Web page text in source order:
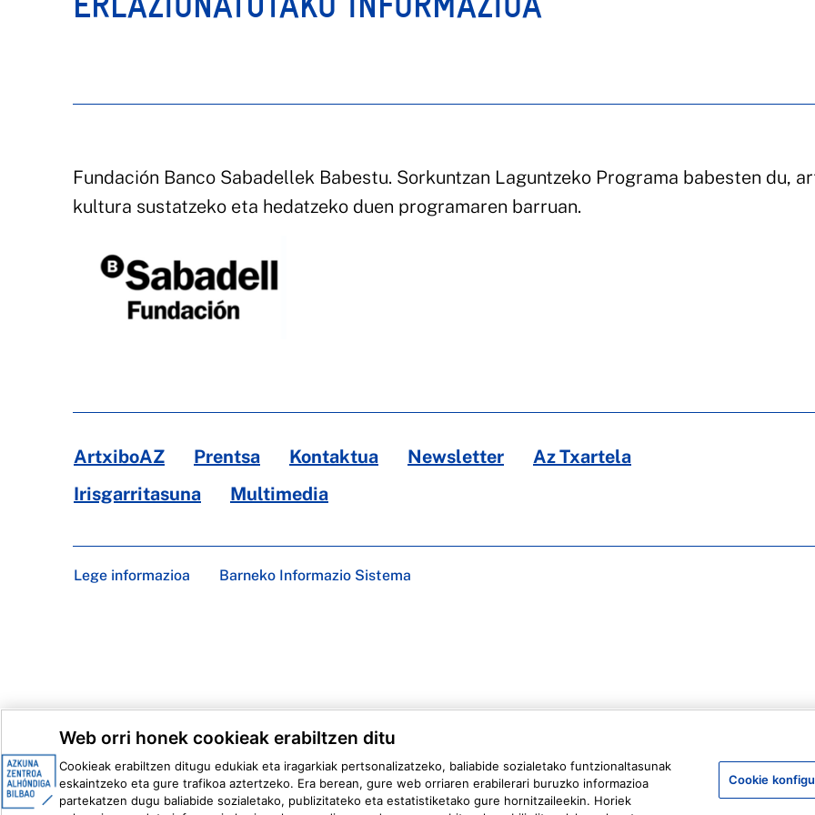
Fundación Banco Sabadellek Babestu. Sorkuntzan Laguntzeko Programa babesten du,
kultura sustatzeko eta hedatzeko duen programaren barruan.
ArtxiboAZ Prentsa Kontaktua Newsletter
Az Txartela
Irisgarritasuna
Multimedia
Lege informazioa Barneko Informazio Sistema
Web orri honek cookieak erabiltzen ditu
Cookieak erabiltzen ditugu edukiak eta iragarkiak pertsonalizatzeko, baliabide sozialetako funtzionaltasunak
eskaintzeko eta gure trafikoa aztertzeko. Era berean, gure web orriaren erabilerari buruzko informazioa
partekatzen dugu baliabide sozialetako, publizitateko eta estatistiketako gure hornitzaileekin. Horiek
Cookie